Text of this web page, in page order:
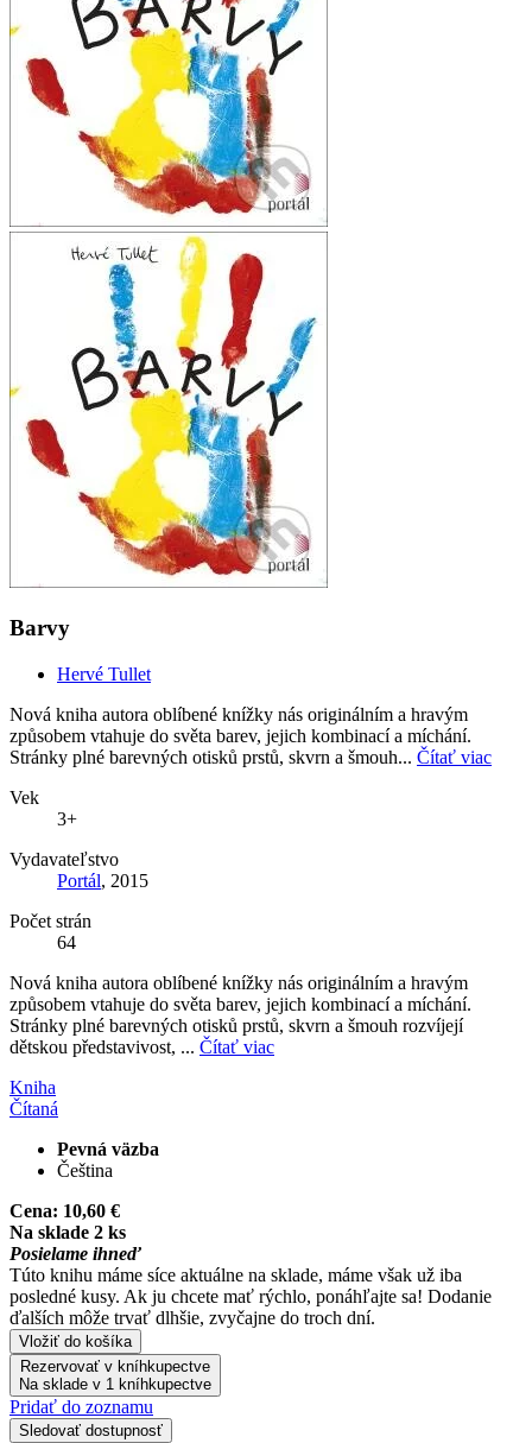
Barvy
Hervé Tullet
Nová kniha autora oblíbené knížky nás originálním a hravým
způsobem vtahuje do světa barev, jejich kombinací a míchání.
Stránky plné barevných otisků prstů, skvrn a šmouh... Čítať viac
Vek
3+
Vydavateľstvo
Portál, 2015
Počet strán
64
Nová kniha autora oblíbené knížky nás originálním a hravým
způsobem vtahuje do světa barev, jejich kombinací a míchání.
Stránky plné barevných otisků prstů, skvrn a šmouh rozvíjejí
dětskou představivost, ... Čítať viac
Kniha
Čítaná
Pevná väzba
Čeština
Cena: 10,60 €
Na sklade 2 ks
Posielame ihneď
Túto knihu máme síce aktuálne na sklade, máme však už iba
posledné kusy. Ak ju chcete mať rýchlo, ponáhľajte sa! Dodanie
ďalších môže trvať dlhšie, zvyčajne do troch dní.
Vložiť do košíka
Rezervovať v kníhkupectve
Na sklade v 1 kníhkupectve
Pridať do zoznamu
Sledovať dostupnosť